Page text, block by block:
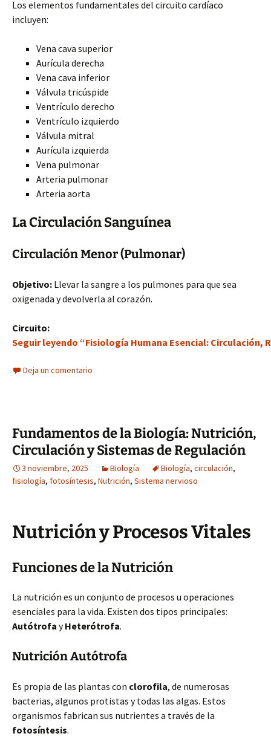
Los elementos fundamentales del circuito cardíaco
incluyen:
Vena cava superior
Aurícula derecha
Vena cava inferior
Válvula tricúspide
Ventrículo derecho
Ventrículo izquierdo
Válvula mitral
Aurícula izquierda
Vena pulmonar
Arteria pulmonar
Arteria aorta
La Circulación Sanguínea
Circulación Menor (Pulmonar)
Objetivo: Llevar la sangre a los pulmones para que sea
oxigenada y devolverla al corazón.
Circuito:
Seguir leyendo “Fisiología Humana Esencial:
Deja un comentario
Fundamentos de la Biología: Nutrición,
Circulación y Sistemas de Regulación
3 noviembre, 2025 Biología Biología, circulación,
fisiología, fotosíntesis, Nutrición, Sistema nervioso
Nutrición y Procesos Vitales
Funciones de la Nutrición
La nutrición es un conjunto de procesos u operaciones
esenciales para la vida. Existen dos tipos principales:
Autótrofa yHeterótrofa.
Nutrición Autótrofa
Es propia de las plantas con clorofila, de numerosas
bacterias, algunos protistas y todas las algas. Estos
organismos fabrican sus nutrientes a través de la
fotosíntesis.